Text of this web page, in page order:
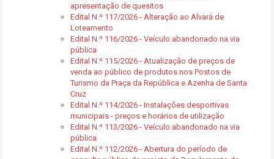
apresentação de quesitos
Edital N.º 117/2026 - Alteração ao Alvará de
Loteamento
Edital N.º 116/2026 - Veículo abandonado na via
pública
Edital N.º 115/2026 - Atualização de preços de
venda ao público de produtos nos Postos de
Turismo da Praça da República e Azenha de Santa
Cruz
Edital N.º 114/2026 - Instalações desportivas
municipais - preços e horários de utilização
Edital N.º 113/2026 - Veículo abandonado na via
pública
Edital N.º 112/2026 - Abertura do período de